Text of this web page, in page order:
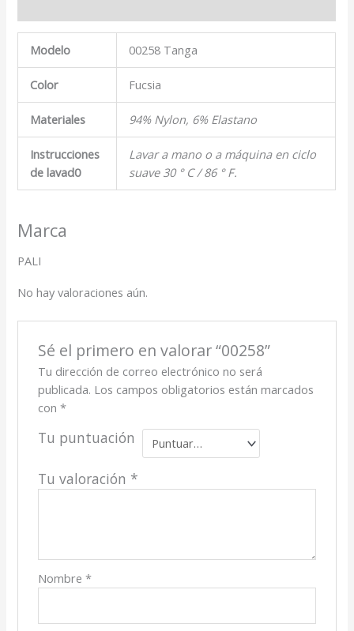
Modelo 00258 Tanga
Color Fucsia
Materiales 94% Nylon, 6% Elastano
Instrucciones
de lavad0
Lavar a mano o a máquina en ciclo
suave 30 ° C / 86 ° F.
Marca
PALI
No hay valoraciones aún.
Sé el primero en valorar “00258”
Tu dirección de correo electrónico no será
publicada. Los campos obligatorios están marcados
con *
Tu puntuación
Tu valoración *
Nombre *